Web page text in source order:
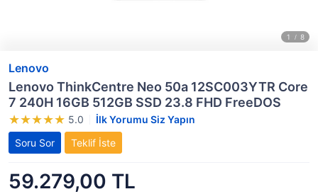
Lenovo
Lenovo ThinkCentre Neo 50a 12SC003YTR Core
7 240H 16GB 512GB SSD 23.8 FHD FreeDOS
5.0
İlk Yorumu Siz Yapın
Soru Sor
Teklif İste
59.279,00 TL